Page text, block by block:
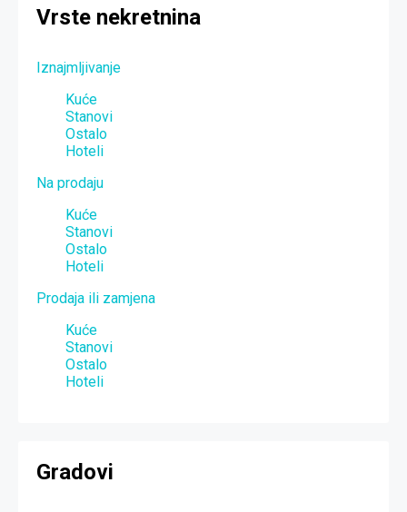
Vrste nekretnina
Iznajmljivanje
Kuće
Stanovi
Ostalo
Hoteli
Na prodaju
Kuće
Stanovi
Ostalo
Hoteli
Prodaja ili zamjena
Kuće
Stanovi
Ostalo
Hoteli
Gradovi